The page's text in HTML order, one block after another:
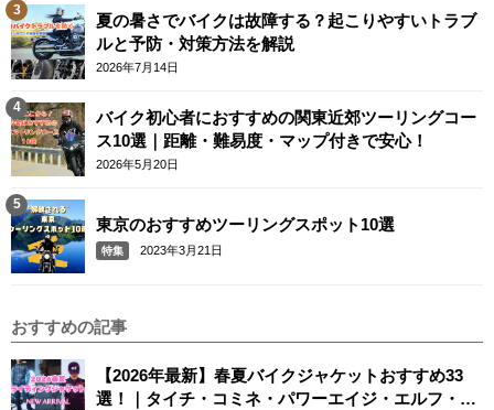
夏の暑さでバイクは故障する？起こりやすいトラブ
ルと予防・対策方法を解説
2026年7月14日
バイク初心者におすすめの関東近郊ツーリングコー
ス10選｜距離・難易度・マップ付きで安心！
2026年5月20日
東京のおすすめツーリングスポット10選
特集 2023年3月21日
おすすめの記事
【2026年最新】春夏バイクジャケットおすすめ33
選！｜タイチ・コミネ・パワーエイジ・エルフ・エ